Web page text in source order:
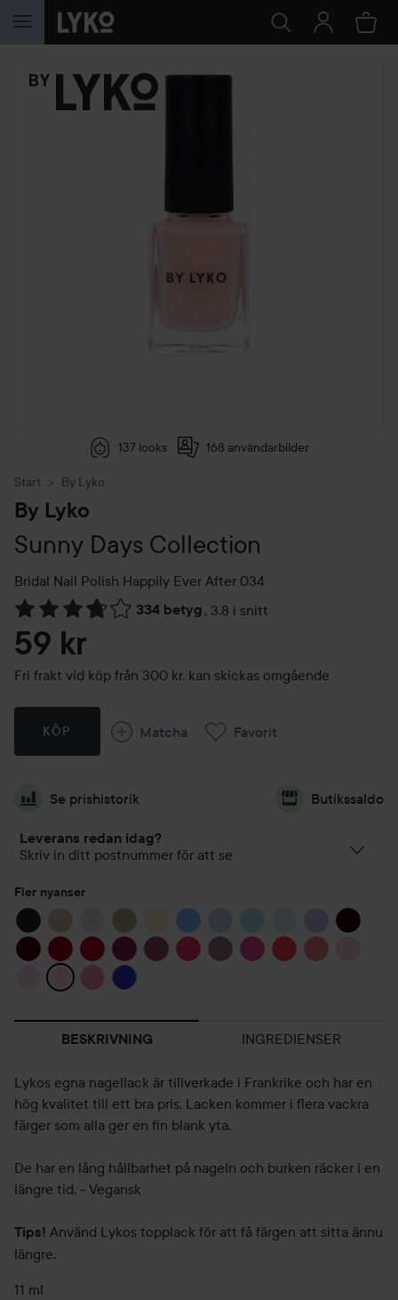
HOPPA TILL INNEHÅLLET
137 looks 168 användarbilder
Start By Lyko
By Lyko
Sunny Days Collection
Bridal Nail Polish Happily Ever After 034
334 betyg , 3.8 i snitt
Hoppa till Betyg & kommentarer
59 kr
Fri frakt vid köp från 300 kr, kan skickas omgående
KÖP Matcha Favorit
Se prishistorik Butikssaldo
Leverans redan idag?
Skriv in ditt postnummer för att se
Fler nyanser
BESKRIVNING INGREDIENSER
Lykos egna nagellack är tillverkade i Frankrike och har en
hög kvalitet till ett bra pris. Lacken kommer i flera vackra
färger som alla ger en fin blank yta.
De har en lång hållbarhet på nageln och burken räcker i en
längre tid. - Vegansk
Tips! Använd Lykos topplack för att få färgen att sitta ännu
längre.
11 ml